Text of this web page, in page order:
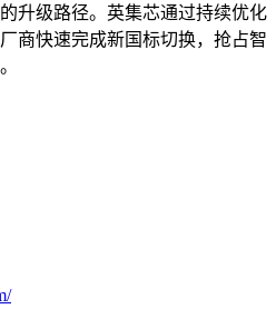
升级路径。英集芯通过持续优化
商快速完成新国标切换，抢占智